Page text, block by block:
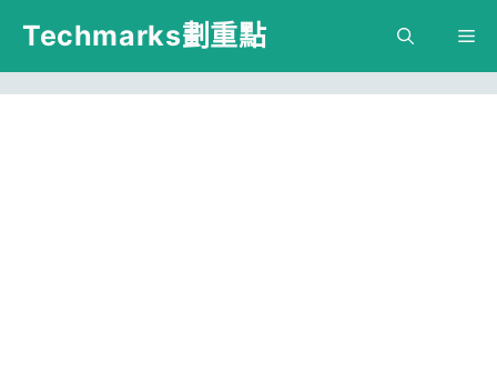
跳
主
Techmarks劃重點